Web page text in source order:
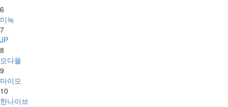
6
미녹
7
JP
8
모다올
9
마이모
10
한나이브